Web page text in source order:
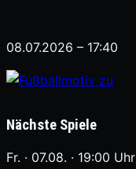
08.07.2026 – 17:40
Nächste Spiele
Fr. · 07.08. · 19:00 Uhr